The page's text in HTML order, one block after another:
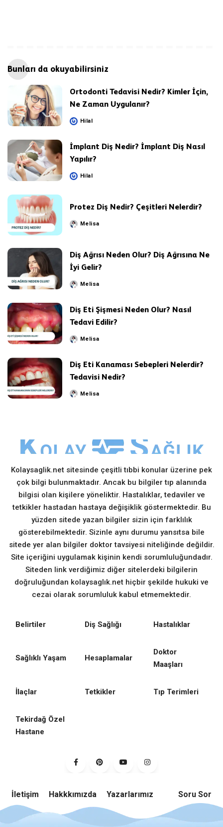
Bunları da okuyabilirsiniz
Ortodonti Tedavisi Nedir? Kimler İçin,
Ne Zaman Uygulanır?
Posted
Hilal
İmplant Diş Nedir? İmplant Diş Nasıl
Yapılır?
Posted
Hilal
Protez Diş Nedir? Çeşitleri Nelerdir?
PostedMelisa
Diş Ağrısı Neden Olur? Diş Ağrısına Ne
İyi Gelir?
PostedMelisa
Diş Eti Şişmesi Neden Olur? Nasıl
Tedavi Edilir?
PostedMelisa
Diş Eti Kanaması Sebepleri Nelerdir?
Tedavisi Nedir?
PostedMelisa
Kolaysaglik.net sitesinde çeşitli tıbbi konular üzerine pek
çok bilgi bulunmaktadır. Ancak bu bilgiler tıp alanında
bilgisi olan kişilere yöneliktir. Hastalıklar, tedaviler ve
tetkikler hastadan hastaya değişiklik göstermektedir. Bu
yüzden sitede yazan bilgiler sizin için farklılık
gösterebilmektedir. Sizinle aynı durumu yansıtsa bile
sitede yer alan bilgiler doktor tavsiyesi niteliğinde değildir.
Site içeriğini uygulamak kişinin kendi sorumluluğundadır.
Siteden link verdiğimiz diğer sitelerdeki bilgilerin
doğruluğundan kolaysaglık.net hiçbir şekilde hukuki ve
cezai olarak sorumluluk kabul etmemektedir.
Belirtiler Diş Sağlığı Hastalıklar
Sağlıklı Yaşam Hesaplamalar
Doktor
Maaşları
İlaçlar Tetkikler Tıp Terimleri
Tekirdağ Özel
Hastane
İletişim Hakkkımızda Yazarlarımız Soru Sor